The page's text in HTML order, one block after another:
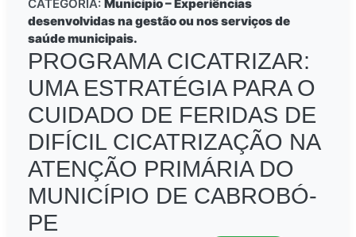
CATEGORIA: Município – Experiências
desenvolvidas na gestão ou nos serviços de
saúde municipais.
PROGRAMA CICATRIZAR:
UMA ESTRATÉGIA PARA O
CUIDADO DE FERIDAS DE
DIFÍCIL CICATRIZAÇÃO NA
ATENÇÃO PRIMÁRIA DO
MUNICÍPIO DE CABROBÓ-
PE